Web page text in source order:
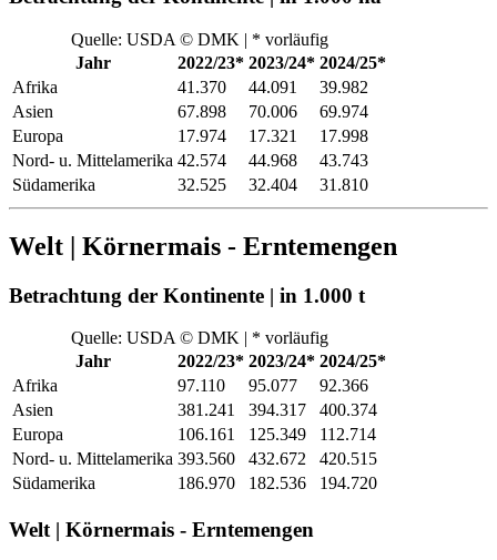
Quelle: USDA © DMK | * vorläufig
Jahr
2022/23* 2023/24* 2024/25*
Afrika
41.370 44.091
39.982
Asien
67.898 70.006
69.974
Europa
17.974 17.321
17.998
Nord- u. Mittelamerika 42.574 44.968
43.743
Südamerika
32.525 32.404 31.810
Welt | Körnermais - Erntemengen
Betrachtung der Kontinente | in 1.000 t
Quelle: USDA © DMK | * vorläufig
Jahr
2022/23* 2023/24* 2024/25*
Afrika
97.110 95.077
92.366
Asien
381.241 394.317
400.374
Europa
106.161 125.349
112.714
Nord- u. Mittelamerika 393.560 432.672
420.515
Südamerika
186.970 182.536 194.720
Welt | Körnermais - Erntemengen